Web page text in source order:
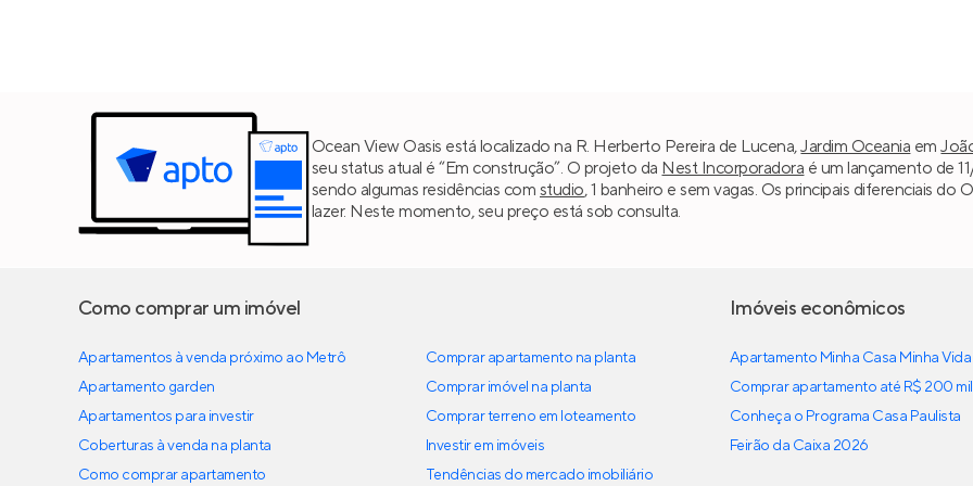
Ocean View Oasis está localizado na R. Herberto Pereira de Lucena,Jardim Oceania em
seu status atual é “Em construção”. O projeto da Nest Incorporadora é um lançamento de
sendo algumas residências com studio, 1 banheiro e sem vagas. Os principais diferenciais do
lazer. Neste momento, seu preço está sob consulta.
Como comprar um imóvel
Apartamentos à venda próximo ao Metrô
Apartamento garden
Apartamentos para investir
Coberturas à venda na planta
Como comprar apartamento
Comprar apartamento na planta
Comprar imóvel na planta
Comprar terreno em loteamento
Investir em imóveis
Tendências do mercado imobiliário
Imóveis econômicos
Apartamento Minha Casa Minha Vida
Comprar apartamento até R$ 200 mil
Conheça o Programa Casa Paulista
Feirão da Caixa 2026